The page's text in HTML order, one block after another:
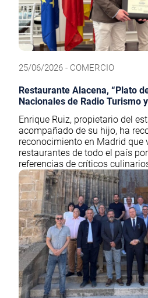
25/06/2026 - COMERCIO
Restaurante Alacena, “Plato
Nacionales de Radio Turismo
Enrique Ruiz, propietario del
acompañado de su hijo, ha
reconocimiento en Madrid que
restaurantes de todo el país
referencias de críticos